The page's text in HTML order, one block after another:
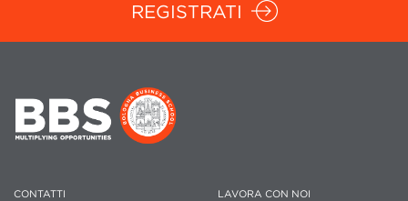
REGISTRATI
CONTATTI
LAVORA CON NOI